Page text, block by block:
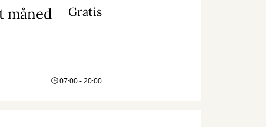
måned Gratis
07:00 - 20:00